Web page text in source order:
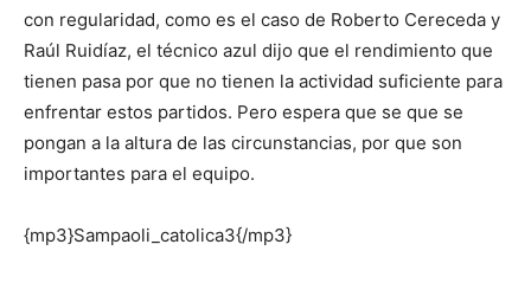
con regularidad, como es el caso de Roberto Cereceda y
Raúl Ruidíaz, el técnico azul dijo que el rendimiento que
tienen pasa por que no tienen la actividad suficiente para
enfrentar estos partidos. Pero espera que se que se
pongan a la altura de las circunstancias, por que son
importantes para el equipo.
{mp3}Sampaoli_catolica3{/mp3}